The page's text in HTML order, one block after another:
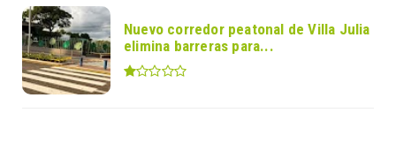
Nuevo corredor peatonal de Villa Julia
elimina barreras para...